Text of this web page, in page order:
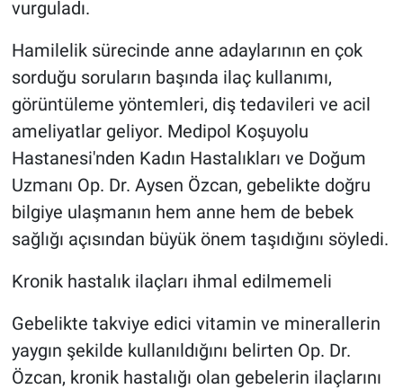
vurguladı.
Hamilelik sürecinde anne adaylarının en çok
sorduğu soruların başında ilaç kullanımı,
görüntüleme yöntemleri, diş tedavileri ve acil
ameliyatlar geliyor. Medipol Koşuyolu
Hastanesi'nden Kadın Hastalıkları ve Doğum
Uzmanı Op. Dr. Aysen Özcan, gebelikte doğru
bilgiye ulaşmanın hem anne hem de bebek
sağlığı açısından büyük önem taşıdığını söyledi.
Kronik hastalık ilaçları ihmal edilmemeli
Gebelikte takviye edici vitamin ve minerallerin
yaygın şekilde kullanıldığını belirten Op. Dr.
Özcan, kronik hastalığı olan gebelerin ilaçlarını